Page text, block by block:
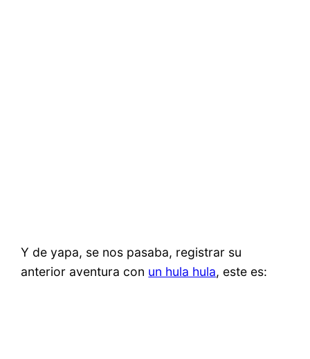
Y de yapa, se nos pasaba, registrar su
anterior aventura con un hula hula, este es: